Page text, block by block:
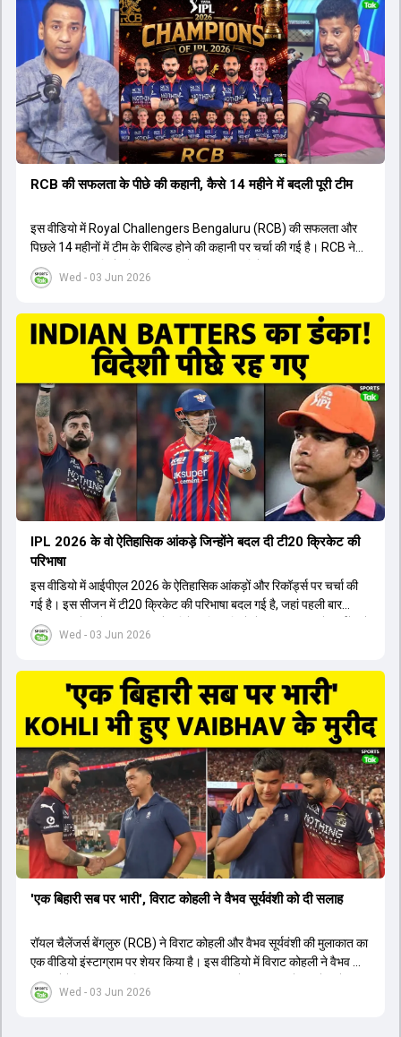
गेंद को बाउंड्री के काफी पार मारने की क्षमता रखता है। वहीं, इंग्लैंड के पूर्व कप्तान
ने कहा कि टूर्नामेंट जीतने वाली टीम के अलावा इस सीजन की सबसे बड़ी बात इस
युवा खिलाड़ी का प्रदर्शन रहा है, जिसे देखने के लिए स्टेडियम में भारी भीड़ उमड़ती
थी। शानदार प्रदर्शन के बाद इस युवा खिलाड़ी को श्रीलंका में होने वाली
त्रिकोणीय सीरीज के लिए इंडिया ए टीम में भी शामिल कर लिया गया है।
Wed - 03 Jun 2026
RCB की सफलता के पीछे की कहानी, कैसे 14 महीने में बदली पूरी टीम
इस वीडियो में Royal Challengers Bengaluru (RCB) की सफलता और
पिछले 14 महीनों में टीम के रीबिल्ड होने की कहानी पर चर्चा की गई है। RCB ने
अपनी पुरानी गलतियों को स्वीकार करते हुए एक नया रिसेट बटन दबाया। टीम
मैनेजमेंट में Mo Bobat, Andy Flower, Dinesh Karthik और एनालिस्ट
के तहत Bhuvneshwar Kumar, Krunal Pandya और Rasikh Salam
जैसे भारतीय खिलाड़ियों को टीम में शामिल किया गया, जिन्होंने शानदार प्रदर्शन
किया। इसके अलावा, Virat Kohli की भूमिका में भी बदलाव देखा गया, जहां वह
अब टीम के युवा खिलाड़ियों के साथ ज्यादा जुड़े हुए नजर आते हैं। कप्तान Rajat
Patidar के नेतृत्व में टीम का कम्युनिकेशन बहुत स्पष्ट रहा है। एनालिस्ट से लेकर
मैनेजमेंट तक, सभी एक ही पेज पर रहते हैं, जिससे मैदान पर कोई कंफ्यूजन नहीं
होता। यही कारण है कि RCB ने लगातार सफलता हासिल की है।
Wed - 03 Jun 2026
IPL 2026 के वो ऐतिहासिक आंकड़े जिन्होंने बदल दी टी20 क्रिकेट की
परिभाषा
इस वीडियो में आईपीएल 2026 के ऐतिहासिक आंकड़ों और रिकॉर्ड्स पर चर्चा की
गई है। इस सीजन में टी20 क्रिकेट की परिभाषा बदल गई है, जहां पहली बार
भारतीय बल्लेबाजों का स्ट्राइक रेट विदेशी खिलाड़ियों से ज्यादा रहा। पूरे टूर्नामेंट में
1426 छक्के लगे और 65 बार टीमों ने 200 से ज्यादा का स्कोर बनाया, जो एक
स्ट्राइक रेट के साथ मोस्ट वैल्युएबल प्लेयर का खिताब जीता। इसके अलावा पंजाब
और बेंगलुरु के प्रदर्शन के साथ-साथ लक्ष्य का पीछा करने वाली टीमों की सफलता
के आंकड़ों का भी विश्लेषण किया गया है।
Wed - 03 Jun 2026
'एक बिहारी सब पर भारी', विराट कोहली ने वैभव सूर्यवंशी को दी सलाह
रॉयल चैलेंजर्स बेंगलुरु (RCB) ने विराट कोहली और वैभव सूर्यवंशी की मुलाकात का
एक वीडियो इंस्टाग्राम पर शेयर किया है। इस वीडियो में विराट कोहली ने वैभव को
सलाह देते हुए कहा, 'एक बिहारी सब पर भारी। बस गेम खत्म।' कोहली ने उन्हें खुद
पर विश्वास रखने और नकारात्मक बातों पर ध्यान न देने की सलाह दी। आईपीएल